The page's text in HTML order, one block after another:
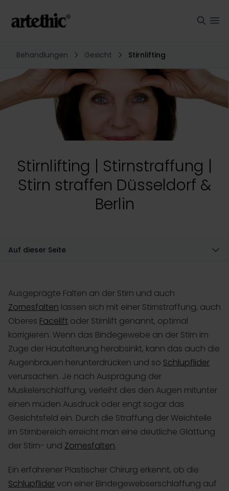
Behandlungen Gesicht Stirnlifting
Stirnlifting | Stirnstraffung |
Stirn straffen Düsseldorf &
Berlin
Auf dieser Seite
Ausgeprägte Falten an der Stirn und auch
Zornesfalten lassen sich mit einer Stirnstraffung, auch
Oberes Facelift oder Stirnlift genannt, optimal
korrigieren. Wenn das Bindegewebe an der Stirn im
Zuge der Hautalterung herabsinkt, kann das auch die
Augenbrauen herunterdrücken und so Schlupflider
verursachen. Je nach Ausprägung der
Muskelerschlaffung, verleiht dies den Augen mitunter
einen müden Ausdruck oder engt sogar das
Gesichtsfeld ein. Durch die Straffung der Weichteile
im Stirnbereich erreicht man eine deutliche Glättung
der Stirn- und Zornesfalten.
Ein erfahrener Plastischer Chirurg erkennt, ob die
Schlupflidervon einer Bindegewebserschlaffung auf